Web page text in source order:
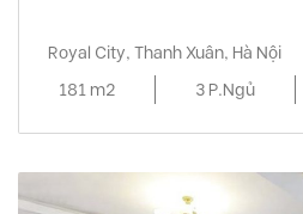
Royal City, Thanh Xuân, Hà Nội
181 m2
3 P.Ngủ